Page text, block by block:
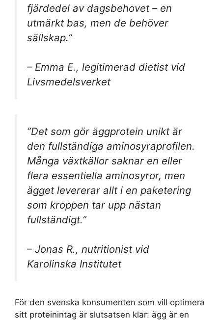
fjärdedel av dagsbehovet – en
utmärkt bas, men de behöver
sällskap.”
– Emma E., legitimerad dietist vid
Livsmedelsverket
”Det som gör äggprotein unikt är
den fullständiga aminosyraprofilen.
Många växtkällor saknar en eller
flera essentiella aminosyror, men
ägget levererar allt i en paketering
som kroppen tar upp nästan
fullständigt.”
– Jonas R., nutritionist vid
Karolinska Institutet
För den svenska konsumenten som vill optimera
sitt proteinintag är slutsatsen klar: ägg är en